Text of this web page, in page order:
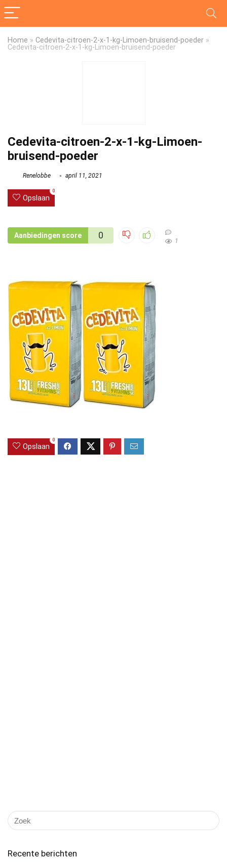
Home » Cedevita-citroen-2-x-1-kg-Limoen-bruisend-poeder »
Cedevita-citroen-2-x-1-kg-Limoen-bruisend-poeder
Cedevita-citroen-2-x-1-kg-Limoen-
bruisend-poeder
Renelobbe april 11, 2021
Opslaan
0
Aanbiedingen score 0
1
Opslaan
0
Recente berichten